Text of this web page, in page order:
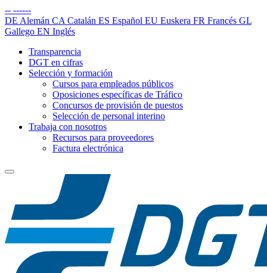
-- ------
DE Alemán CA Catalán ES Español EU Euskera FR Francés GL
Gallego EN Inglés
Transparencia
DGT en cifras
Selección y formación
Cursos para empleados públicos
Oposiciones específicas de Tráfico
Concursos de provisión de puestos
Selección de personal interino
Trabaja con nosotros
Recursos para proveedores
Factura electrónica